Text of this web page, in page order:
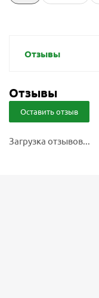
Отзывы
Отзывы
Оставить отзыв
Загрузка отзывов...